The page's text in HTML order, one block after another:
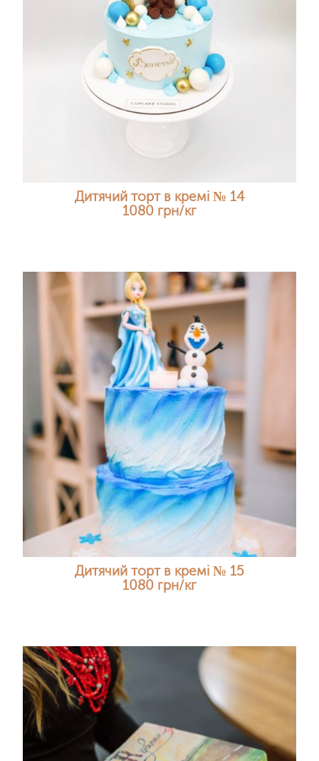
Дитячий торт в кремі № 14
1080 грн/кг
Дитячий торт в кремі № 15
1080 грн/кг